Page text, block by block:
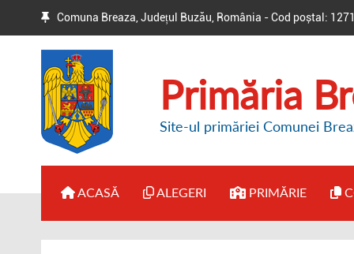
Comuna Breaza, Județul Buzău, România - Cod poștal:
Primăria
Site-ul primăriei Comunei
ACASĂ ALEGERI
● BIROUL ELECTORAL DE
PRIMĂRIE
●